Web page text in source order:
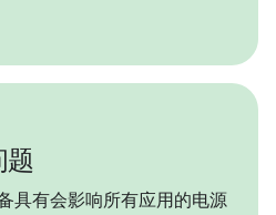
具有会影响所有应用的电源